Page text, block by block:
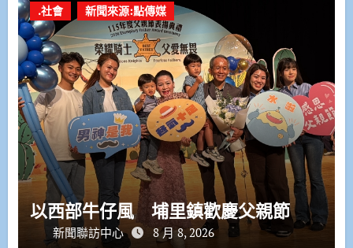
.社會 新聞來源:點傳媒
以西部牛仔風 埔里鎮歡慶父親節
新聞聯訪中心 8 月 8, 2026